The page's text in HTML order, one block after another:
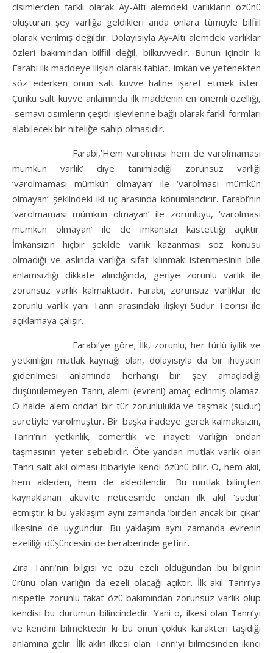
cisimlerden farklı olarak Ay-Altı alemdeki varlıkların özünü
oluşturan şey varlığa geldikleri anda onlara tümüyle bilfiil
olarak verilmiş değildir. Dolayısıyla Ay-Altı alemdeki varlıklar
özleri bakımından bilfiil değil, bilkuvvedir. Bunun içindir ki
Farabi ilk maddeye ilişkin olarak tabiat, imkan ve yetenekten
söz ederken onun salt kuvve haline işaret etmek ister.
Çünkü salt kuvve anlamında ilk maddenin en önemli özelliği,
semavi cisimlerin çeşitli işlevlerine bağlı olarak farklı formları
alabilecek bir niteliğe sahip olmasıdır.
Farabi,’Hem varolması hem de varolmaması
mümkün varlık’ diye tanımladığı zorunsuz varlığı
‘varolmaması mümkün olmayan’ ile ‘varolması mümkün
olmayan’ şeklindeki iki uç arasında konumlandırır. Farabi’nin
‘varolmaması mümkün olmayan’ ile zorunluyu, ‘varolması
mümkün olmayan’ ile de imkansızı kastettiği açıktır.
İmkansızın hiçbir şekilde varlık kazanması söz konusu
olmadığı ve aslında varlığa sıfat kılınmak istenmesinin bile
anlamsızlığı dikkate alındığında, geriye zorunlu varlık ile
zorunsuz varlık kalmaktadır. Farabi, zorunsuz varlıklar ile
zorunlu varlık yani Tanrı arasındaki ilişkiyi Sudur Teorisi ile
açıklamaya çalışır.
Farabi’ye göre; İlk, zorunlu, her türlü iyilik ve
yetkinliğin mutlak kaynağı olan, dolayısıyla da bir ihtiyacın
giderilmesi anlamında herhangi bir şey amaçladığı
düşünülemeyen Tanrı, alemi (evreni) amaç edinmiş olamaz.
O halde alem ondan bir tür zorunlulukla ve taşmak (sudur)
suretiyle varolmuştur. Bir başka iradeye gerek kalmaksızın,
Tanrı’nın yetkinlik, cömertlik ve inayeti varlığın ondan
taşmasının yeter sebebidir. Öte yandan mutlak varlık olan
Tanrı salt akıl olması itibariyle kendi özünü bilir. O, hem akıl,
hem akleden, hem de akledilendir. Bu mutlak bilinçten
kaynaklanan aktivite neticesinde ondan ilk akıl ‘sudur’
etmiştir ki bu yaklaşım aynı zamanda ‘birden ancak bir çıkar’
ilkesine de uygundur. Bu yaklaşım aynı zamanda evrenin
ezeliliği düşüncesini de beraberinde getirir.
Zira Tanrı’nın bilgisi ve özü ezeli olduğundan bu bilginin
ürünü olan varlığın da ezeli olacağı açıktır. İlk akıl Tanrı’ya
nispetle zorunlu fakat özü bakımından zorunsuz varlık olup
kendisi bu durumun bilincindedir. Yani o, ilkesi olan Tanrı’yı
ve kendini bilmektedir ki bu onun çokluk karakteri taşıdığı
anlamına gelir. İlk aklın ilkesi olan Tanrı’yı bilmesinden ikinci